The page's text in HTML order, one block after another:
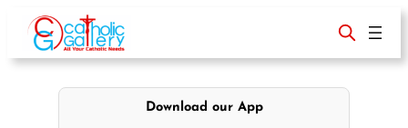
content
Download our App